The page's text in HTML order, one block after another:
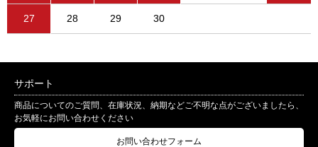
27 28 29 30
サポート
商品についてのご質問、在庫状況、納期などご不明な点がございましたら、
お気軽にお問い合わせください
お問い合わせフォーム